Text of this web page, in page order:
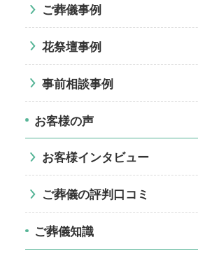
ご葬儀事例
花祭壇事例
事前相談事例
お客様の声
お客様インタビュー
ご葬儀の評判口コミ
ご葬儀知識